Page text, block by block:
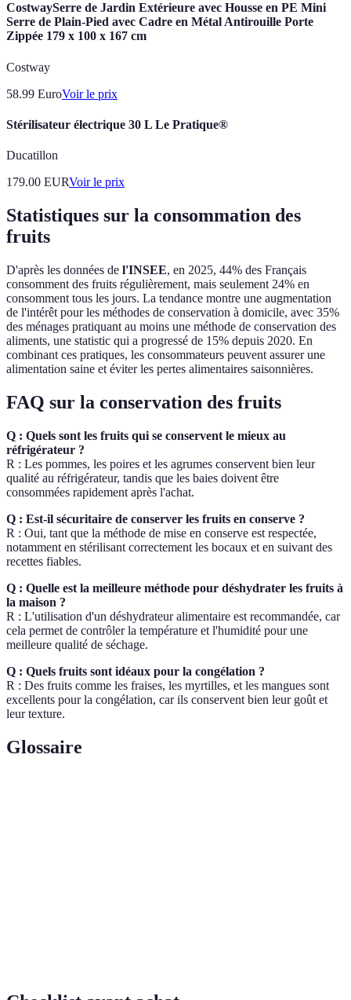
CostwaySerre de Jardin Extérieure avec Housse en PE Mini
Serre de Plain-Pied avec Cadre en Métal Antirouille Porte
Zippée 179 x 100 x 167 cm
Costway
58.99 EuroVoir le prix
Stérilisateur électrique 30 L Le Pratique®
Ducatillon
179.00 EURVoir le prix
Statistiques sur la consommation des
fruits
D'après les données de l'INSEE, en 2025, 44% des Français
consomment des fruits régulièrement, mais seulement 24% en
consomment tous les jours. La tendance montre une augmentation
de l'intérêt pour les méthodes de conservation à domicile, avec 35%
des ménages pratiquant au moins une méthode de conservation des
aliments, une statistic qui a progressé de 15% depuis 2020. En
combinant ces pratiques, les consommateurs peuvent assurer une
alimentation saine et éviter les pertes alimentaires saisonnières.
FAQ sur la conservation des fruits
Q : Quels sont les fruits qui se conservent le mieux au
réfrigérateur ?
R : Les pommes, les poires et les agrumes conservent bien leur
qualité au réfrigérateur, tandis que les baies doivent être
consommées rapidement après l'achat.
Q : Est-il sécuritaire de conserver les fruits en conserve ?
R : Oui, tant que la méthode de mise en conserve est respectée,
notamment en stérilisant correctement les bocaux et en suivant des
recettes fiables.
Q : Quelle est la meilleure méthode pour déshydrater les fruits à
la maison ?
R : L'utilisation d'un déshydrateur alimentaire est recommandée, car
cela permet de contrôler la température et l'humidité pour une
meilleure qualité de séchage.
Q : Quels fruits sont idéaux pour la congélation ?
R : Des fruits comme les fraises, les myrtilles, et les mangues sont
excellents pour la congélation, car ils conservent bien leur goût et
leur texture.
Glossaire